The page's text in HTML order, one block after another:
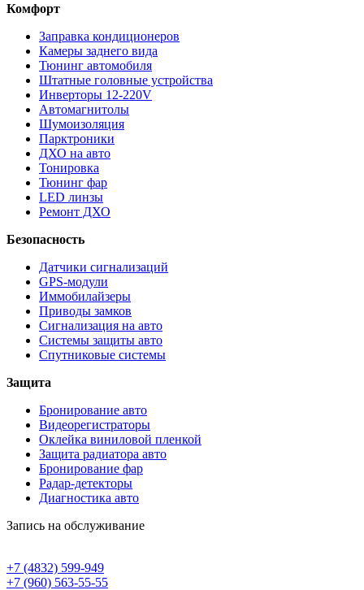
Комфорт
Заправка кондиционеров
Камеры заднего вида
Тюнинг автомобиля
Штатные головные устройства
Инверторы 12-220V
Автомагнитолы
Шумоизоляция
Парктроники
ДХО на авто
Тонировка
Тюнинг фар
LED линзы
Ремонт ДХО
Безопасность
Датчики сигнализаций
GPS-модули
Иммобилайзеры
Приводы замков
Сигнализация на авто
Системы защиты авто
Спутниковые системы
Защита
Бронирование авто
Видеорегистраторы
Оклейка виниловой пленкой
Защита радиатора авто
Бронирование фар
Радар-детекторы
Диагностика авто
Запись на обслуживание
+7 (4832) 599-949
+7 (960) 563-55-55